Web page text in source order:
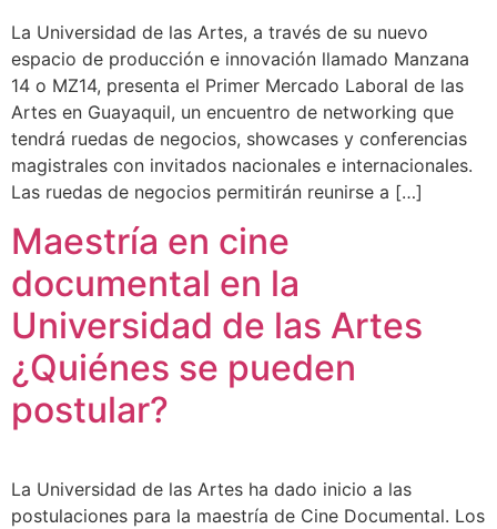
La Universidad de las Artes, a través de su nuevo
espacio de producción e innovación llamado Manzana
14 o MZ14, presenta el Primer Mercado Laboral de las
Artes en Guayaquil, un encuentro de networking que
tendrá ruedas de negocios, showcases y conferencias
magistrales con invitados nacionales e internacionales.
Las ruedas de negocios permitirán reunirse a […]
Maestría en cine
documental en la
Universidad de las Artes
¿Quiénes se pueden
postular?
La Universidad de las Artes ha dado inicio a las
postulaciones para la maestría de Cine Documental. Los